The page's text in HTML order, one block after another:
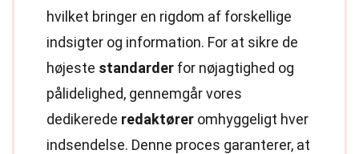
hvilket bringer en rigdom af forskellige
indsigter og information. For at sikre de
højeste standarder for nøjagtighed og
pålidelighed, gennemgår vores
dedikerede redaktører omhyggeligt hver
indsendelse. Denne proces garanterer, at